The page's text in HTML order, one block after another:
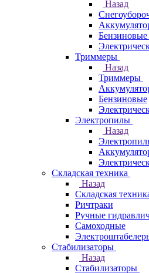
Назад
Триммеры
Назад
Триммеры
Бензиновые
Электропилы
Назад
Складская техника
Назад
Складская
Ричтраки
Ручные
Самоходные
Стабилизаторы
Назад
Стабилизаторы